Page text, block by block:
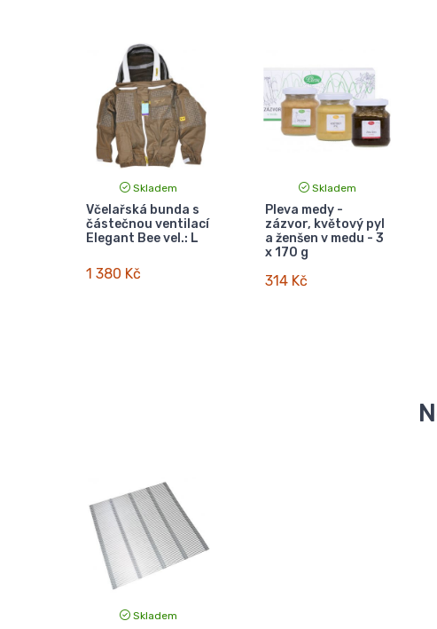
Skladem
Včelařská bunda s
částečnou ventilací
Elegant Bee vel.: L
1 380 Kč
Skladem
Pleva medy -
zázvor, květový pyl
a ženšen v medu - 3
x 170 g
314 Kč
Skladem